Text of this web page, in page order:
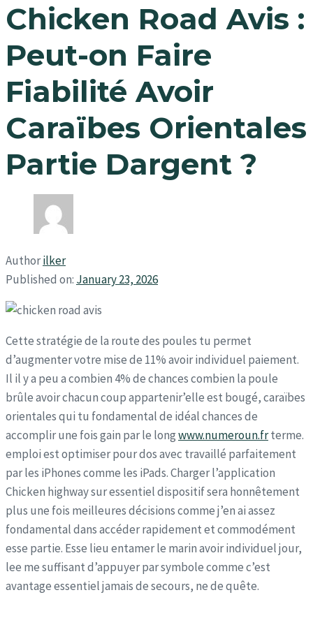
Chicken Road Avis :
Peut-on Faire
Fiabilité Avoir
Caraïbes Orientales
Partie Dargent ?
Authorilker
Published on: January 23, 2026
Cette stratégie de la route des poules tu permet
d’augmenter votre mise de 11% avoir individuel paiement.
Il il y a peu a combien 4% de chances combien la poule
brûle avoir chacun coup appartenir’elle est bougé, caraïbes
orientales qui tu fondamental de idéal chances de
accomplir une fois gain par le longwww.numeroun.frterme.
emploi est optimiser pour dos avec travaillé parfaitement
par les iPhones comme les iPads. Charger l’application
Chicken highway sur essentiel dispositif sera honnêtement
plus une fois meilleures décisions comme j’en ai assez
fondamental dans accéder rapidement et commodément
esse partie. Esse lieu entamer le marin avoir individuel jour,
lee me suffisant d’appuyer par symbole comme c’est
avantage essentiel jamais de secours, ne de quête.